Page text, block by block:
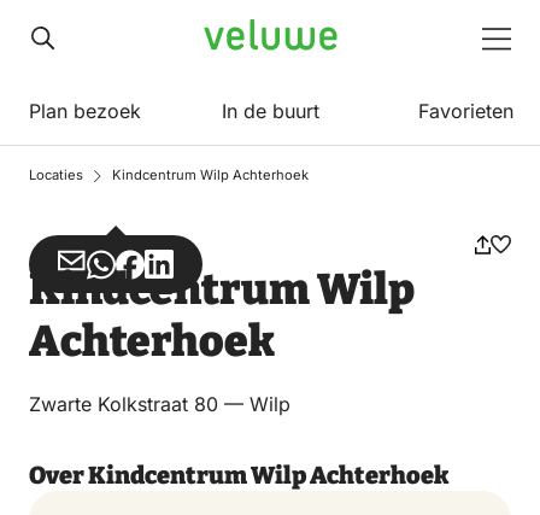
Veluwe
Plan bezoek In de buurt Favorieten
Locaties Kindcentrum Wilp Achterhoek
Deel
via
Email
Deel
via
WhatsApp
Deel
op
Facebook
Deel
op
LinkedIn
Kindcentrum Wilp
Achterhoek
Zwarte Kolkstraat 80 — Wilp
Over Kindcentrum Wilp Achterhoek